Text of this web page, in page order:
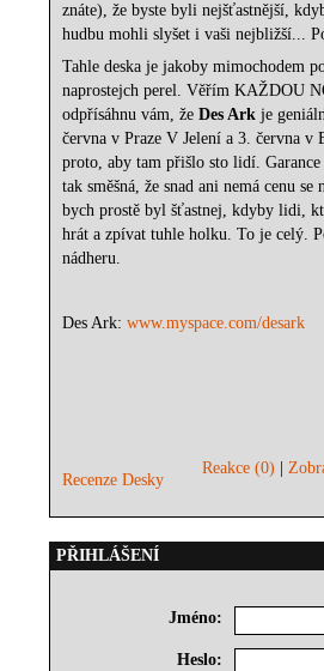
znáte), že byste byli nejšťastnější,
hudbu mohli slyšet i vaši nejbližší...
Tahle deska je jakoby mimochodem
naprostejch perel. Věřím KAŽDOU
odpřísáhnu vám, žeDes Ark je
června v Praze V Jelení a 3. června v
proto, aby tam přišlo sto lidí.
tak směšná, že snad ani nemá cenu se
bych prostě byl šťastnej, kdyby lidi,
hrát a zpívat tuhle holku. To je celý.
nádheru.
Des Ark:www.myspace.com/desark
Recenze Desky
Reakce (0) |
PŘIHLÁŠENÍ
Jméno:
Heslo: